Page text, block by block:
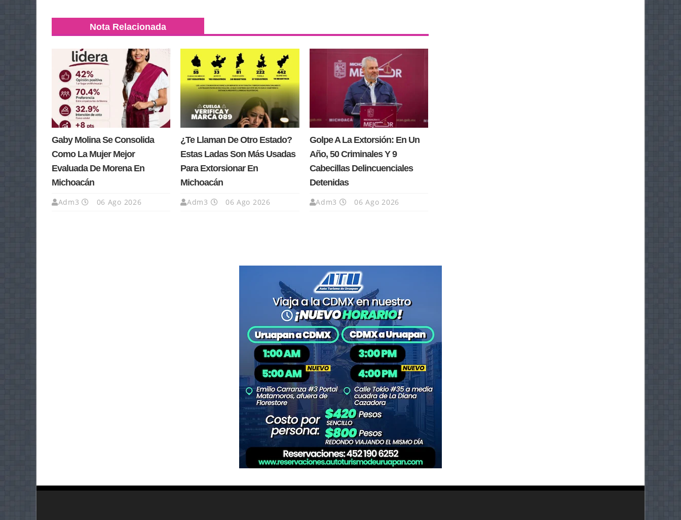
Nota Relacionada
Gaby Molina Se Consolida
Como La Mujer Mejor
Evaluada De Morena En
Michoacán
Adm3 06 Ago 2026
¿Te Llaman De Otro Estado?
Estas Ladas Son Más Usadas
Para Extorsionar En
Michoacán
Adm3 06 Ago 2026
Golpe A La Extorsión: En Un
Año, 50 Criminales Y 9
Cabecillas Delincuenciales
Detenidas
Adm3 06 Ago 2026